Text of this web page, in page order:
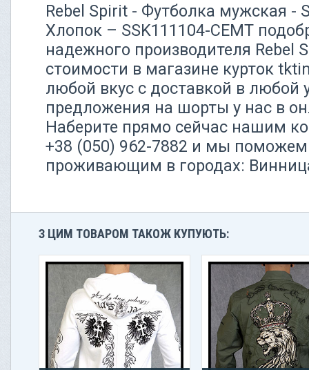
Rebel Spirit - Футболка мужская -
Хлопок – SSK111104-CEMT
надежного производителя Rebel
стоимости в магазине курток
любой вкус с доставкой в любой
предложения на шорты у нас в
Наберите прямо сейчас нашим
+38 (050) 962-7882 и мы
проживающим в городах:
З ЦИМ ТОВАРОМ ТАКОЖ КУПУЮТЬ: